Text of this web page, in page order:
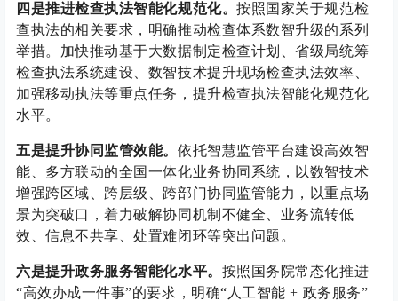
四是推进检查执法智能化规范化。按照国家关于规范检
查执法的相关要求，明确推动检查体系数智升级的系列
举措。加快推动基于大数据制定检查计划、省级局统筹
检查执法系统建设、数智技术提升现场检查执法效率、
加强移动执法等重点任务，提升检查执法智能化规范化
水平。
五是提升协同监管效能。 依托智慧监管平台建设高效智
能、多方联动的全国一体化业务协同系统，以数智技术
增强跨区域、跨层级、跨部门协同监管能力，以重点场
景为突破口，着力破解协同机制不健全、业务流转低
效、信息不共享、处置难闭环等突出问题。
六是提升政务服务智能化水平。 按照国务院常态化推进
“高效办成一件事”的要求，明确“人工智能 + 政务服务”